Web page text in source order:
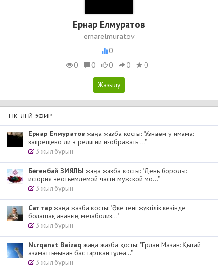
Ернар Елмуратов
ernarelmuratov
0
0
0 0 0 0
ТІКЕЛЕЙ ЭФИР
Ернар Елмуратов жаңа жазба қосты: "Узнаем у имама:
запрещено ли в религии изображать ..."
3 жыл бұрын
Бөгенбай ЗИЯЛЫ жаңа жазба қосты: "День бороды:
история неотъемлемой части мужской мо..."
3 жыл бұрын
Cаттар жаңа жазба қосты: "Әке гені жүктілік кезінде
болашақ ананың метаболиз..."
3 жыл бұрын
Nurqanat Baizaq жаңа жазба қосты: "Ерлан Мазан: Қытай
азаматтығынан бас тартқан тұлға..."
3 жыл бұрын